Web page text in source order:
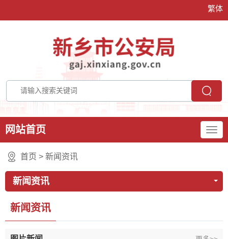
繁体
网站首页
首页 > 新闻资讯
新闻资讯
新闻资讯